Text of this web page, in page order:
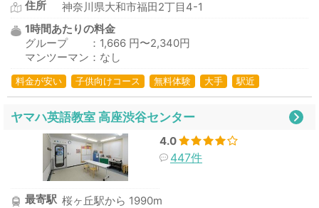
住所
神奈川県大和市福田2丁目4-1
1時間あたりの料金
グループ ：1,666 円〜2,340円
マンツーマン：なし
料金が安い 子供向けコース 無料体験 大手 駅近
ヤマハ英語教室 高座渋谷センター
4.0
447件
最寄駅 桜ヶ丘駅から 1990m